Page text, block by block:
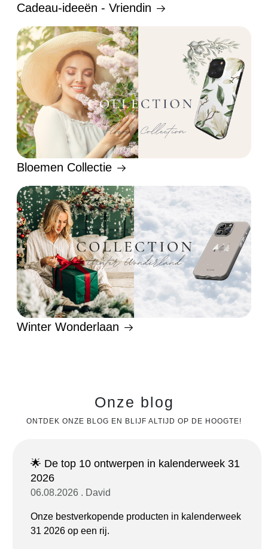
Cadeau-ideeën - Vriendin
Bloemen Collectie
Winter Wonderlaan
Onze blog
ONTDEK ONZE BLOG EN BLIJF ALTIJD OP DE HOOGTE!
🌟 De top 10 ontwerpen in kalenderweek 31
2026
06.08.2026 . David
Onze bestverkopende producten in kalenderweek
31 2026 op een rij.